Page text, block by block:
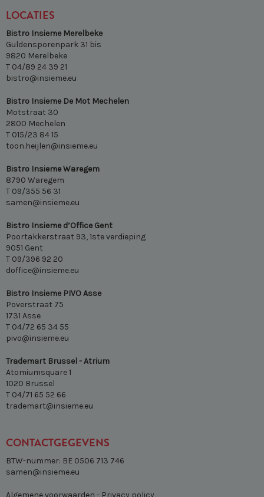
LOCATIES
Bistro Insieme Merelbeke
Guldensporenpark 31 bis
9820 Merelbeke
T 04/89 24 39 21
bistro@insieme.eu
Bistro Insieme De Mot Mechelen
Motstraat 30
2800 Mechelen
T 015/23 84 15
toon.heijlen@insieme.eu
Bistro Insieme Waregem
8790 Waregem
T 09/355 56 31
samen@insieme.eu
Bistro Insieme d’Office Gent
Poortakkerstraat 93, 1ste verdieping
9051 Gent
T 09/396 92 20
doffice@insieme.eu
Bistro Insieme PIVO Asse
Poverstraat 75
1731 Asse
T 04/72 65 34 55
pivo@insieme.eu
Trademart Brussel - Atrium
Atomiumsquare 1
1020 Brussel
T 04/71 65 52 66
trademart@insieme.eu
CONTACTGEGEVENS
BTW-nummer: BE 0506 713 746
samen@insieme.eu
Algemene voorwaarden - Privacy policy